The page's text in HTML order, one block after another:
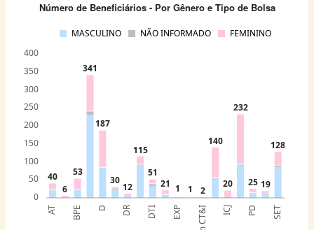
40
6
53
341
187
30
12
115
51
21 1 1 2
140
20
232
25 19
128
Número de Beneficiários - Por Gênero e Tipo de Bolsa
MASCULINO NÃO INFORMADO FEMININO
0
50
100
150
200
250
300
350
400
AT BPE D DR DTI EXP ICJ PD SET